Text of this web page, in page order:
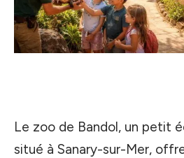
Le zoo de Bandol, un petit
situé à Sanary-sur-Mer,